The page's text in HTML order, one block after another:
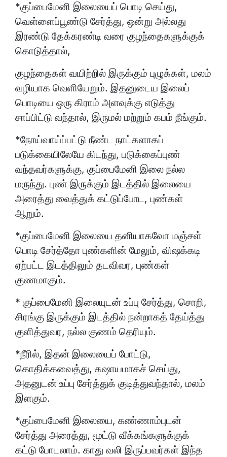
*குப்பைமேனி இலையைப் பொடி செய்து,
வெள்ளைப்பூண்டு சேர்த்து, ஒன்று அல்லது
இரண்டு தேக்கரண்டி வரை குழந்தைகளுக்குக்
கொடுத்தால்,
குழந்தைகள் வயிற்றில் இருக்கும் புழுக்கள், மலம்
வழியாக வெளியேறும். இதனுடைய இலைப்
பொடியை ஒரு கிராம் அளவுக்கு எடுத்து
சாப்பிட்டு வந்தால், இருமல் மற்றும் கபம் நீங்கும்.
*நோய்வாய்ப்பட்டு நீண்ட நாட்களாகப்
படுக்கையிலேயே கிடந்து, படுக்கைப்புண்
வந்தவர்களுக்கு, குப்பைமேனி இலை நல்ல
மருந்து. புண் இருக்கும் இடத்தில் இலையை
அரைத்து வைத்துக் கட்டுப்போட, புண்கள்
ஆறும்.
*குப்பைமேனி இலையை தனியாகவோ மஞ்சள்
பொடி சேர்த்தோ புண்களின் மேலும், விஷக்கடி
ஏற்பட்ட இடத்திலும் தடவிவர, புண்கள்
குணமாகும்.
* குப்பைமேனி இலையுடன் உப்பு சேர்த்து, சொறி,
சிரங்கு இருக்கும் இடத்தில் நன்றாகத் தேய்த்து
குளித்துவர, நல்ல குணம் தெரியும்.
*நீரில், இதன் இலையைப் போட்டு,
கொதிக்கவைத்து, கஷாயமாகச் செய்து,
அதனுடன் உப்பு சேர்த்துக் குடித்துவந்தால், மலம்
இளகும்.
*குப்பைமேனி இலையை, சுண்ணாம்புடன்
சேர்த்து அரைத்து, மூட்டு வீக்கங்களுக்குக்
கட்டு போடலாம். காது வலி இருப்பவர்கள் இந்த